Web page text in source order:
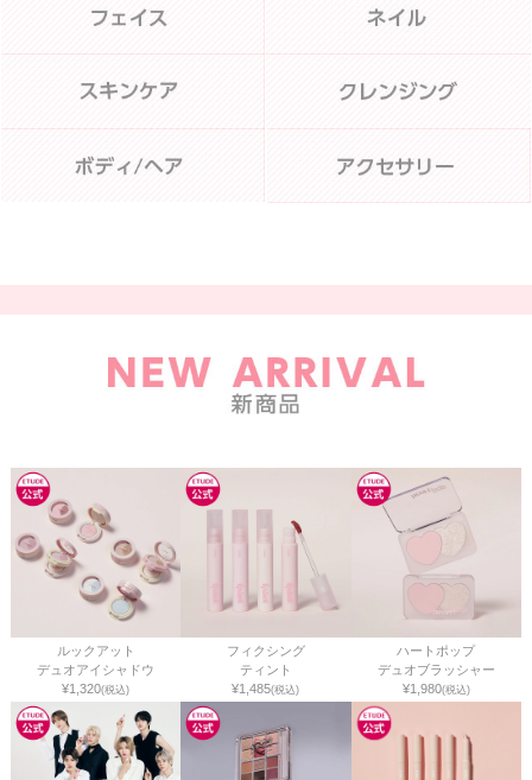
ルックアット
デュオアイシャドウ
¥1,320(税込)
フィクシング
ティント
¥1,485(税込)
ハートポップ
デュオブラッシャー
¥1,980(税込)